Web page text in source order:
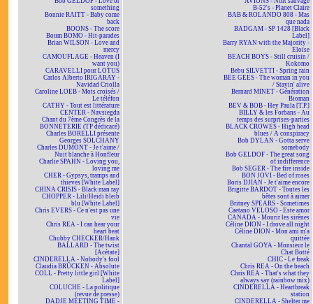
something
Bonnie RAITT - Baby come
back
BOONS - The score
Boum BOMO - Hit-parades
Brian WILSON - Love and
mercy
CAMOUFLAGE - Heaven (I
want you)
CARAVELLI pour LOTUS
Carlos Alberto IRIGARAY -
Navidad Criolla
Caroline LOEB - Mots croisés /
Le téléfon
CATHY - Tout est littérature
CENTER - Navsiegda
Chant du 7ème Congrès de la
BONNETERIE (TP dédicacé)
Charles BORELLI présente
Georges SOLCHANY
Charles DUMONT - Je t'aime /
Nuit blanche à Honfleur
Charlie SPAHN - Loving you,
loving me
CHER - Gypsys, tramps and
thieves [White Label]
CHINA CRISIS - Black man ray
CHOPPER - Lili/Heidi bleib
blu [White Label]
Chris EVERS - Ce n'est pas une
vie
Chris REA - I can hear your
heart beat
Chubby CHECKER/Hank
BALLARD - The twist
[Acétate]
CINDERELLA - Nobody's fool
Claudia BRÜCKEN - Absolute
COLL - Pretty little girl [White
Label]
COLUCHE - La politique
(revue de presse)
DADJE MEETING TIME -
B-52's - Planet Claire
BAB & ROLANDO 808 - Mas
que nada
BADGAM - SP 1428 [Black
Label]
Barry RYAN with the Majority -
Eloïse
BEACH BOYS - Still cruisin /
Kokomo
Bebu SILVETTI - Spring rain
BEE GEES - The woman in you
/ Stayin' alive
Bernard MINET - Génération
Bioman
BEV & BOB - Hey Paula [T.P.]
BILLY & les Forbans - Au
temps des surprises-parties
BLACK CROWES - High head
blues / A conspiracy
Bob DYLAN - Gotta serve
somebody
Bob GELDOF - The great song
of indifference
Bob SEGER - The fire inside
BON JOVI - Bed of roses
Boris DJIAN - Je t'aime encore
Brigitte BARDOT - Toutes les
bêtes sont à aimer
Britney SPEARS - Sometimes
Caetano VELOSO - Este amor
CANADA - Mourir les sirènes
Céline DION - I drove all night
Céline DION - Mon ami m'a
quittée
Chantal GOYA - Monsieur le
Chat Botté
CHIC - Le freak
Chris REA - On the beach
Chris REA - That's what they
always say (rainbow mix)
CINDERELLA - Heartbreak
station
CINDERELLA - Shelter me